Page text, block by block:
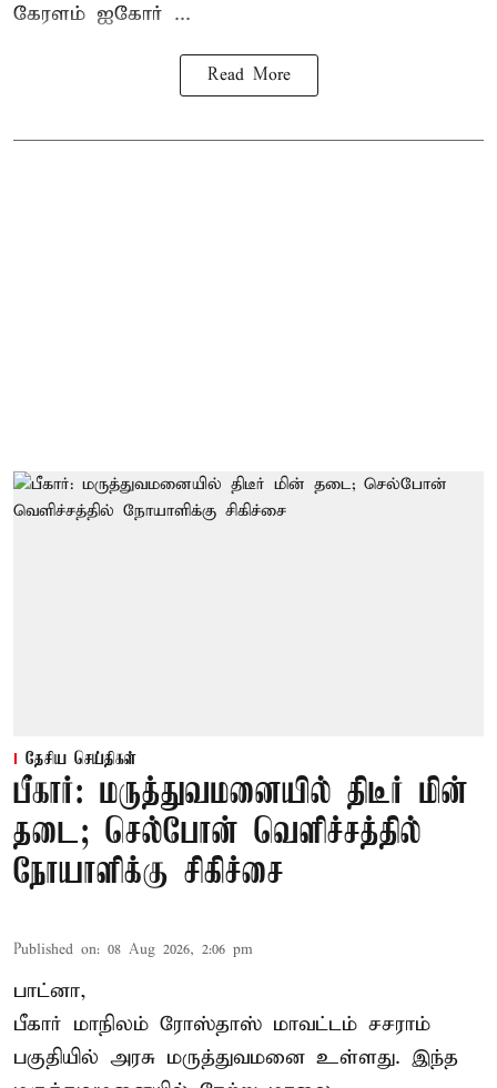
கேரளம் ஐகோர் ...
Read More
தேசிய செய்திகள்
பீகார்: மருத்துவமனையில் திடீர் மின்
தடை; செல்போன் வெளிச்சத்தில்
நோயாளிக்கு சிகிச்சை
Published on: 08 Aug 2026, 2:06 pm
பாட்னா,
பீகார் மாநிலம் ரோஸ்தாஸ் மாவட்டம் சசராம்
பகுதியில் அரசு மருத்துவமனை உள்ளது. இந்த